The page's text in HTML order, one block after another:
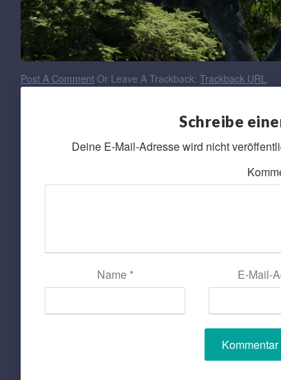
Post A Comment Or Leave A Trackback: Trackback URL
Schreibe
Deine E-Mail-Adresse wird nicht
Name * E-Mail-